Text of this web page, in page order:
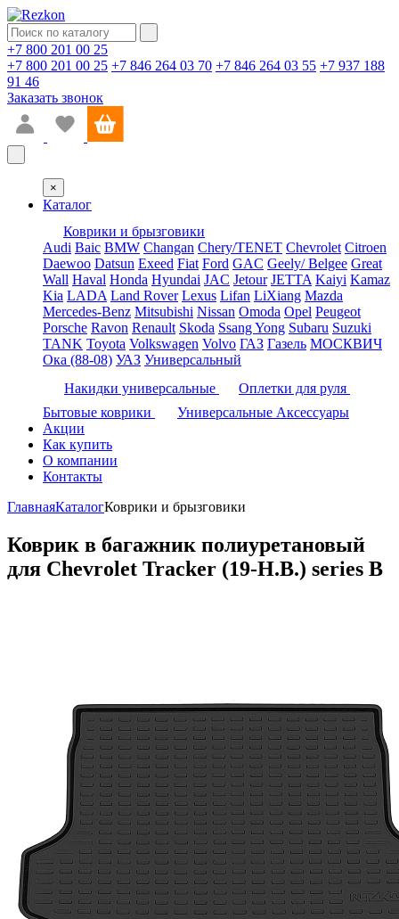
+7 800 201 00 25
+7 800 201 00 25 +7 846 264 03 70 +7 846 264 03 55 +7 937 188
91 46
Заказать звонок
×
Каталог
Коврики и брызговики
Audi Baic BMW Changan Chery/TENET Chevrolet Citroen
Daewoo Datsun Exeed Fiat Ford GAC Geely/ Belgee Great
Wall Haval Honda Hyundai JAC Jetour JETTA Kaiyi Kamaz
Kia LADA Land Rover Lexus Lifan LiXiang Mazda
Mercedes-Benz Mitsubishi Nissan Omoda Opel Peugeot
Porsche Ravon Renault Skoda Ssang Yong Subaru Suzuki
TANK Toyota Volkswagen Volvo ГАЗ Газель МОСКВИЧ
Ока (88-08) УАЗ Универсальный
Накидки универсальные
Оплетки для руля
Бытовые коврики
Универсальные Аксессуары
Акции
Как купить
О компании
Контакты
ГлавнаяКаталогКоврики и брызговики
Коврик в багажник полиуретановый
для Chevrolet Tracker (19-Н.В.) series B